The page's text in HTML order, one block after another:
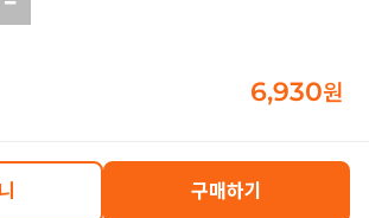
6,930원
구매하기